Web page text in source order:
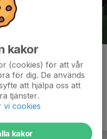
kakor
(cookies) för att vår
för dig. De används
att hjälpa oss att
tjänster.
vi cookies
kakor